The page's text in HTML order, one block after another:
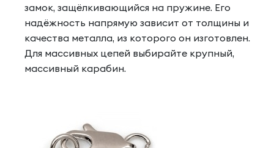
замок, защёлкивающийся на пружине. Его
надёжность напрямую зависит от толщины и
качества металла, из которого он изготовлен.
Для массивных цепей выбирайте крупный,
массивный карабин.